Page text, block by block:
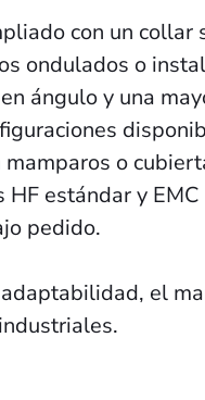
con un
ondulados o
ángulo y una
o
estándar y EMC
pedido.
el